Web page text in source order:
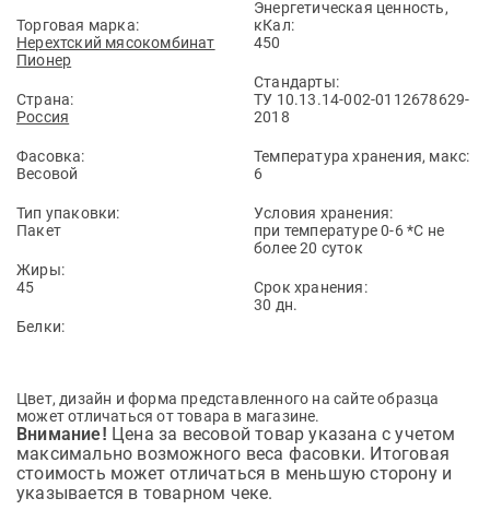
Торговая марка:
Нерехтский мясокомбинат
Пионер
Страна:
Россия
Фасовка:
Весовой
Тип упаковки:
Пакет
Жиры:
45
Белки:
Энергетическая ценность,
кКал:
450
Стандарты:
ТУ 10.13.14-002-0112678629-
2018
Температура хранения, макс:
6
Условия хранения:
при температуре 0-6 *С не
более 20 суток
Срок хранения:
30 дн.
Цвет, дизайн и форма представленного на сайте образца
может отличаться от товара в магазине.
Внимание! Цена за весовой товар указана с учетом
максимально возможного веса фасовки. Итоговая
стоимость может отличаться в меньшую сторону и
указывается в товарном чеке.